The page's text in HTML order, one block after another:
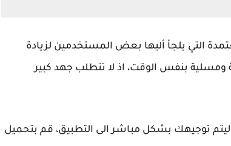
التي يلجأ أليها بعض المستخدمين لزيادة
بنفس الوقت، اذ لا تتطلب جهد كبير
توجيهك بشكل مباشر الى التطبيق، قم بتحميل